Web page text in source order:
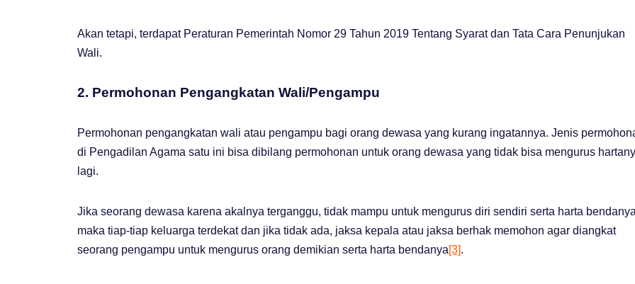
Akan tetapi, terdapat Peraturan Pemerintah Nomor 29 Tahun 2019 Tentang Syarat dan Tata Cara Penunjukan
Wali.
2. Permohonan Pengangkatan Wali/Pengampu
Permohonan pengangkatan wali atau pengampu bagi orang dewasa yang kurang ingatannya. Jenis
di Pengadilan Agama satu ini bisa dibilang permohonan untuk orang dewasa yang tidak bisa mengurus
lagi.
Jika seorang dewasa karena akalnya terganggu, tidak mampu untuk mengurus diri sendiri serta harta
maka tiap-tiap keluarga terdekat dan jika tidak ada, jaksa kepala atau jaksa berhak memohon agar diangkat
seorang pengampu untuk mengurus orang demikian serta harta bendanya[3].